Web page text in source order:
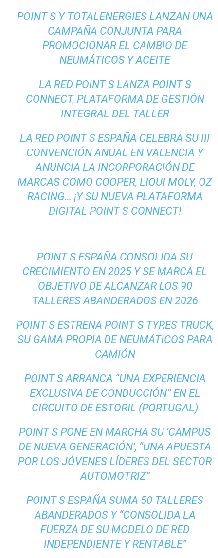
POINT S Y TOTALENERGIES LANZAN UNA
CAMPAÑA CONJUNTA PARA
PROMOCIONAR EL CAMBIO DE
NEUMÁTICOS Y ACEITE
LA RED POINT S LANZA POINT S
CONNECT, PLATAFORMA DE GESTIÓN
INTEGRAL DEL TALLER
LA RED POINT S ESPAÑA CELEBRA SU III
CONVENCIÓN ANUAL EN VALENCIA Y
ANUNCIA LA INCORPORACIÓN DE
MARCAS COMO COOPER, LIQUI MOLY, OZ
RACING… ¡Y SU NUEVA PLATAFORMA
DIGITAL POINT S CONNECT!
POINT S ESPAÑA CONSOLIDA SU
CRECIMIENTO EN 2025 Y SE MARCA EL
OBJETIVO DE ALCANZAR LOS 90
TALLERES ABANDERADOS EN 2026
POINT S ESTRENA POINT S TYRES TRUCK,
SU GAMA PROPIA DE NEUMÁTICOS PARA
CAMIÓN
POINT S ARRANCA “UNA EXPERIENCIA
EXCLUSIVA DE CONDUCCIÓN” EN EL
CIRCUITO DE ESTORIL (PORTUGAL)
POINT S PONE EN MARCHA SU ‘CAMPUS
DE NUEVA GENERACIÓN’, “UNA APUESTA
POR LOS JÓVENES LÍDERES DEL SECTOR
AUTOMOTRIZ”
POINT S ESPAÑA SUMA 50 TALLERES
ABANDERADOS Y “CONSOLIDA LA
FUERZA DE SU MODELO DE RED
INDEPENDIENTE Y RENTABLE”